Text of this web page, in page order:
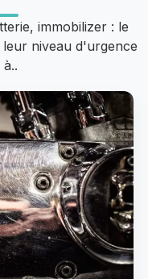
immobilizer : le
niveau d'urgence